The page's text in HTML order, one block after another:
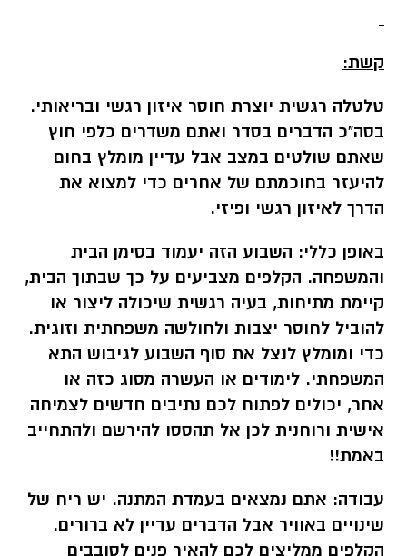
קשת:
טלטלה רגשית יוצרת חוסר איזון רגשי ובריאותי.
בסה"כ הדברים בסדר ואתם משדרים כלפי חוץ
שאתם שולטים במצב אבל עדיין מומלץ בחום
להיעזר בחוכמתם של אחרים כדי למצוא את
הדרך לאיזון רגשי ופיזי.
באופן כללי: השבוע הזה יעמוד בסימן הבית
והמשפחה. הקלפים מצביעים על כך שבתוך הבית,
קיימת מתיחות, בעיה רגשית שיכולה ליצור או
להוביל לחוסר יצבות ולחולשה משפחתית וזוגית.
כדי ומומלץ לנצל את סוף השבוע לגיבוש התא
המשפחתי. לימודים או העשרה מסוג כזה או
אחר, יכולים לפתוח לכם נתיבים חדשים לצמיחה
אישית ורוחנית לכן אל תהססו להירשם ולהתחייב
באמת!!
עבודה: אתם נמצאים בעמדת המתנה. יש ריח של
שינויים באוויר אבל הדברים עדיין לא ברורים.
הקלפים ממליצים לכם להאיר פנים לסובבים